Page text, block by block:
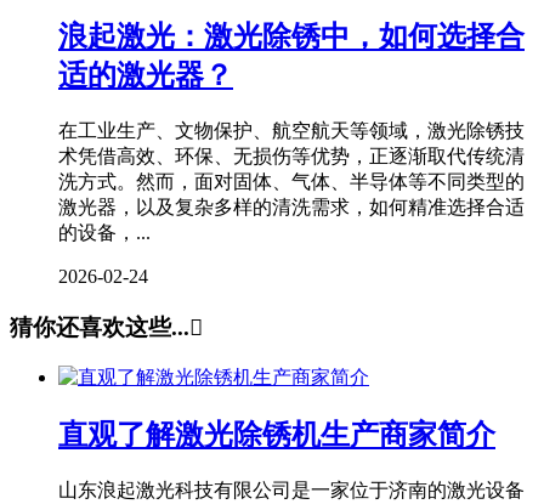
浪起激光：激光除锈中，如何选择合
适的激光器？
在工业生产、文物保护、航空航天等领域，激光除锈技
术凭借高效、环保、无损伤等优势，正逐渐取代传统清
洗方式。然而，面对固体、气体、半导体等不同类型的
激光器，以及复杂多样的清洗需求，如何精准选择合适
的设备，...
2026-02-24
猜你还喜欢这些...
直观了解激光除锈机生产商家简介
山东浪起激光科技有限公司是一家位于济南的激光设备